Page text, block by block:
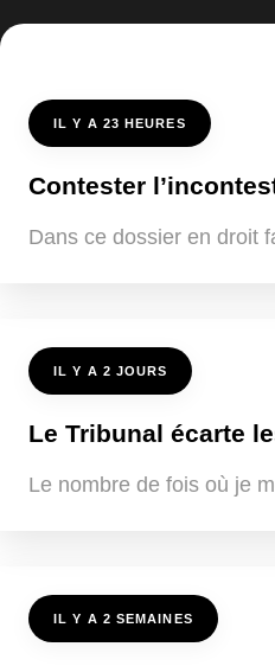
IL Y A 23 HEURES
Contester
Dans ce dossier en droit
IL Y A 2 JOURS
Le Tribunal écarte
Le nombre de fois où je
IL Y A 2 SEMAINES